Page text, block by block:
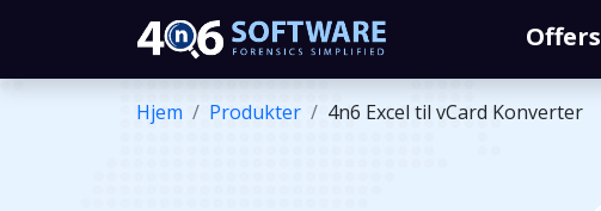
Offers
Hjem Produkter 4n6 Excel til vCard Konverter